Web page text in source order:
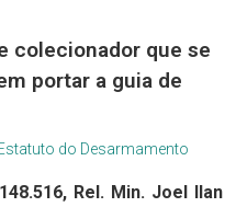
colecionador que se
portar a guia de
do Desarmamento
Rel. Min. Joel Ilan